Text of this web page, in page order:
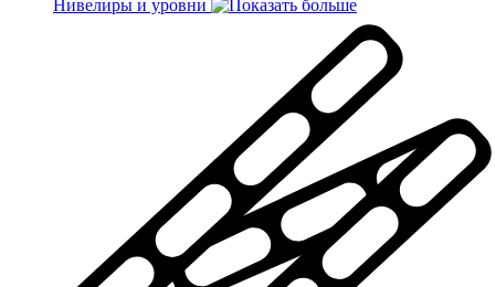
Нивелиры и уровни